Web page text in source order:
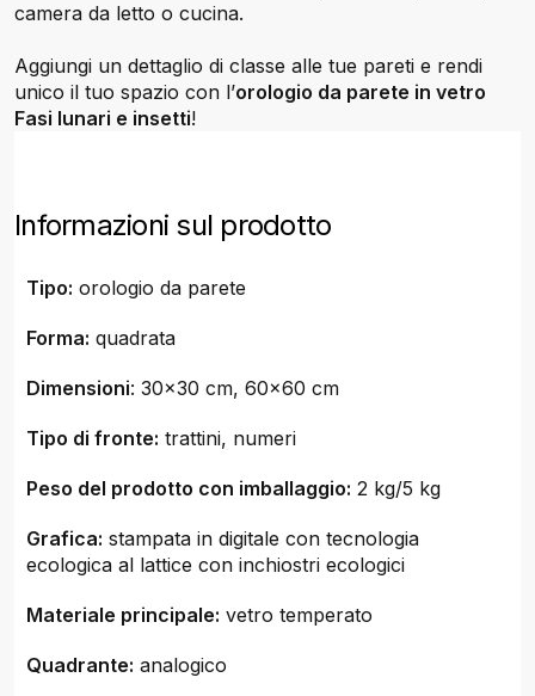
camera da letto o cucina.
Aggiungi un dettaglio di classe alle tue pareti e rendi
unico il tuo spazio con l’orologio da parete in vetro
Fasi lunari e insetti!
Informazioni sul prodotto
Tipo: orologio da parete
Forma: quadrata
Dimensioni: 30x30 cm, 60x60 cm
Tipo di fronte: trattini, numeri
Peso del prodotto con imballaggio: 2 kg/5 kg
Grafica: stampata in digitale con tecnologia
ecologica al lattice con inchiostri ecologici
Materiale principale: vetro temperato
Quadrante: analogico